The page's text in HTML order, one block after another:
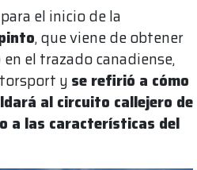
el inicio de la
, que viene de obtener
el trazado canadiense,
y se refirió a cómo
al circuito callejero de
a las características del